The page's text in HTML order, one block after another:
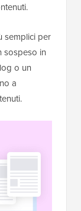
semplici per
sospeso in
o un
a